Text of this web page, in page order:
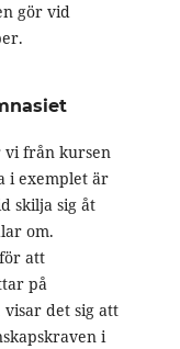
gör vid
vi från kursen
i exemplet är
skilja sig åt
om.
att
på
visar det sig att
i